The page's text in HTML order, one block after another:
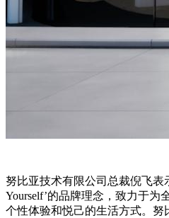
努比亚技术有限公司总裁倪飞表
Yourself’的品牌理念，致力于为
个性体验和悦己的生活方式。努